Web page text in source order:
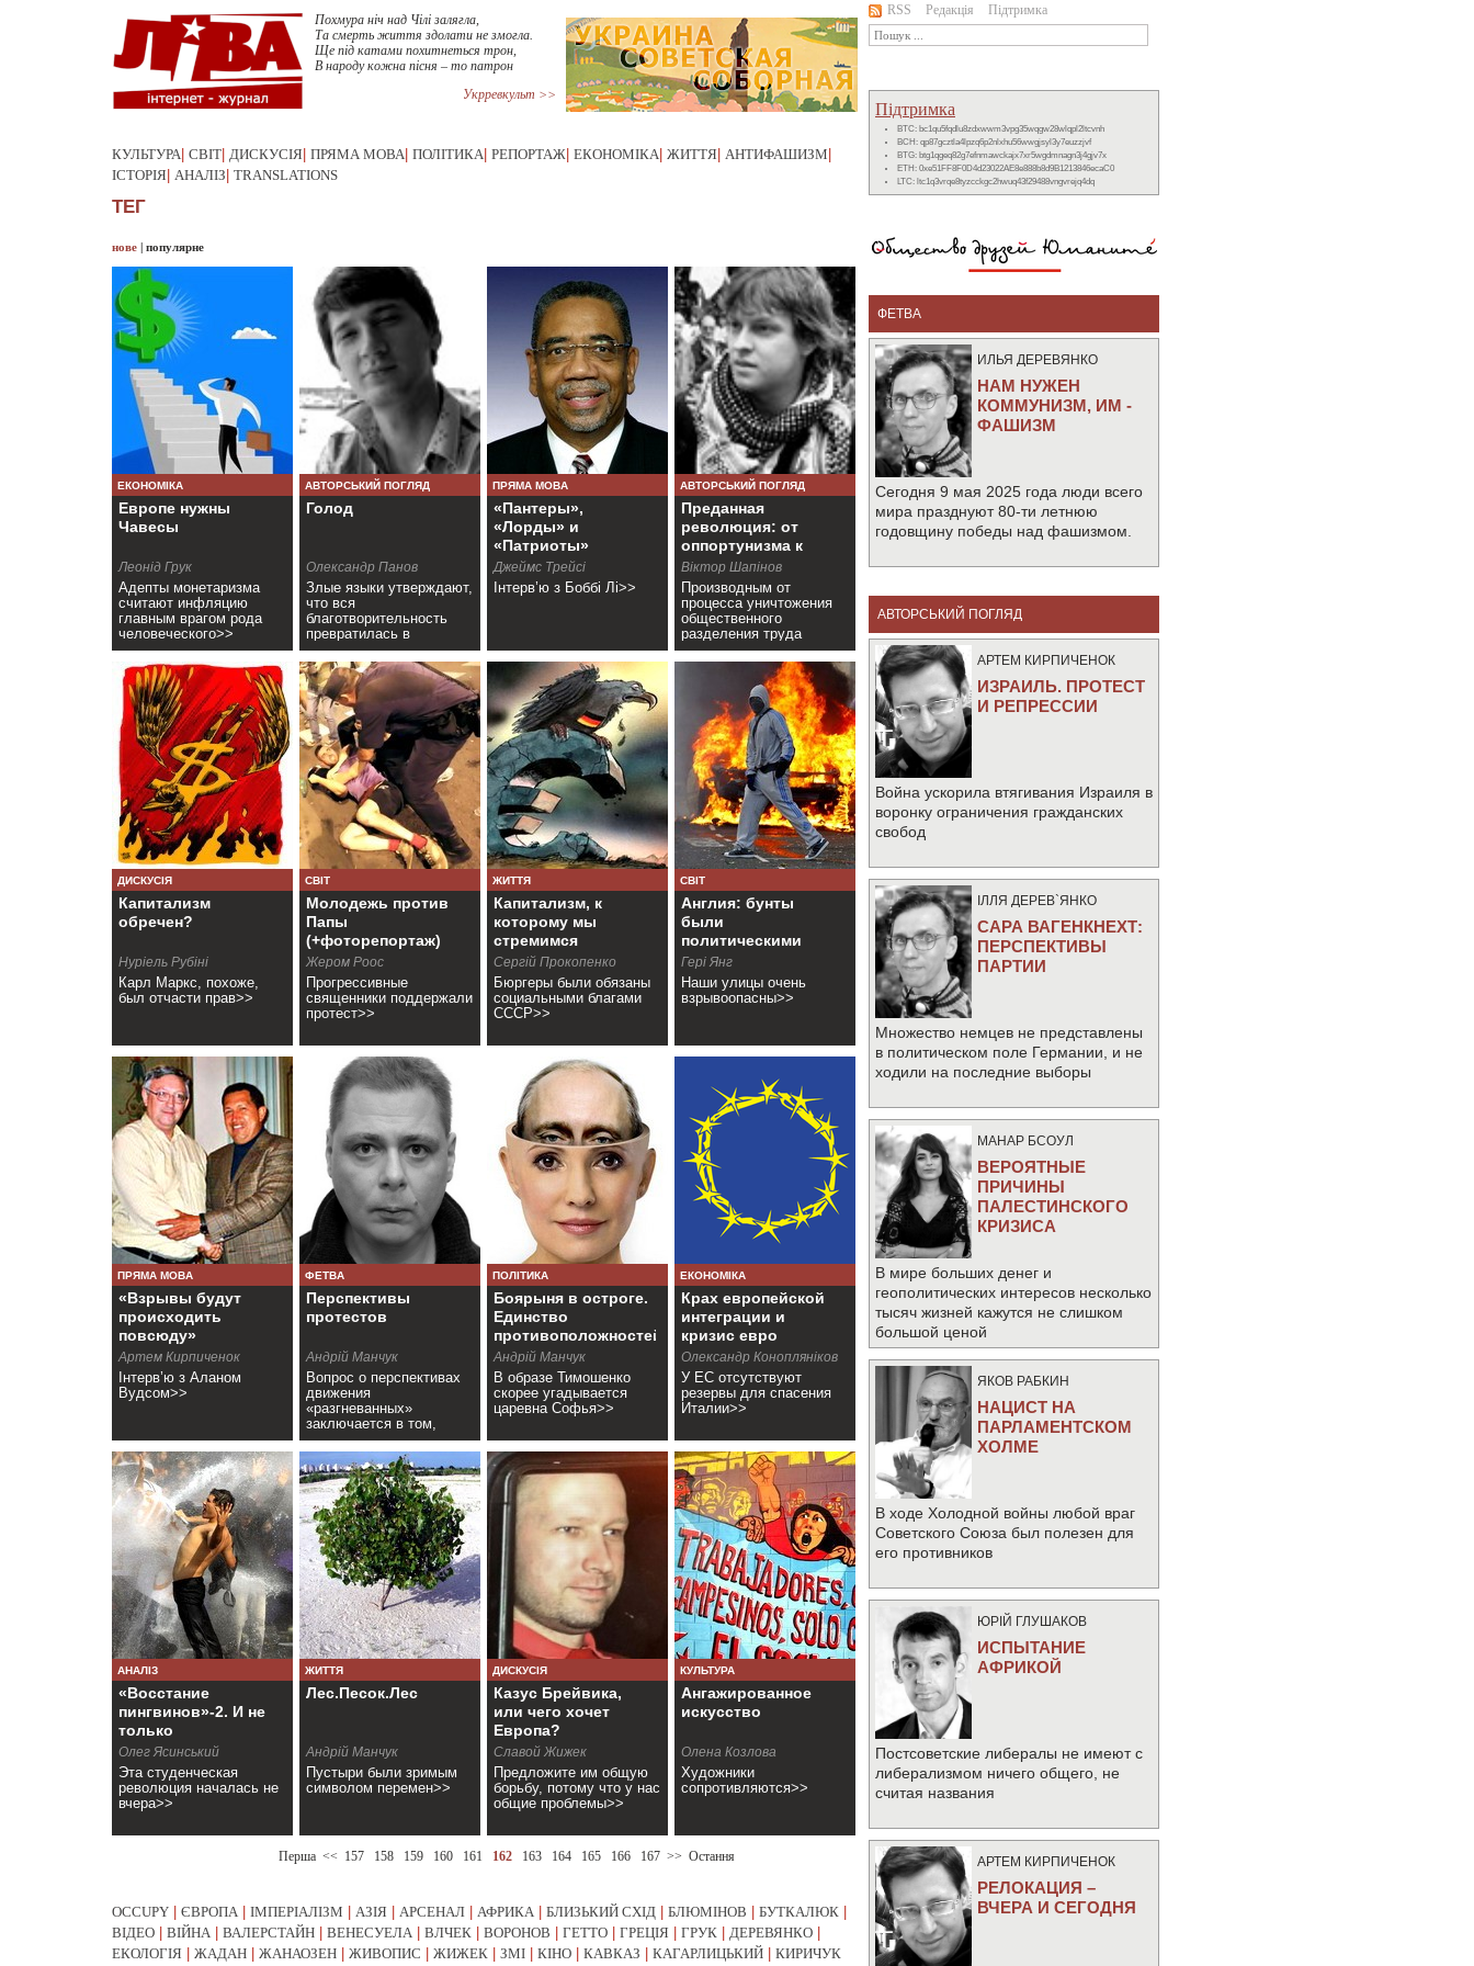
Похмура ніч над Чілі залягла,
Та смерть життя здолати не змогла.
Ще під катами похитнеться трон,
В народу кожна пісня – то патрон
Укрревкульт >>
КУЛЬТУРА СВІТ ДИСКУСІЯ ПРЯМА МОВА ПОЛІТИКА РЕПОРТАЖ ЕКОНОМІКА ЖИТТЯ АНТИФАШИЗМ
ІСТОРІЯ АНАЛІЗ TRANSLATIONS
ТЕГ
нове | популярне
ЕКОНОМІКА
Европе нужны
Чавесы
Леонід Грук
Адепты монетаризма
считают инфляцию
главным врагом рода
человеческого>>
АВТОРСЬКИЙ ПОГЛЯД
Голод
Олександр Панов
Злые языки утверждают,
что вся
благотворительность
превратилась в
бизнес>>
ПРЯМА МОВА
«Пантеры»,
«Лорды» и
«Патриоты»
(+видео)
Джеймс Трейсі
Інтерв’ю з Боббі Лі>>
АВТОРСЬКИЙ ПОГЛЯД
Преданная
революция: от
оппортунизма к
измене
Віктор Шапінов
Производным от
процесса уничтожения
общественного
разделения труда
является и проблема
бюрократии>>
ДИСКУСІЯ
Капитализм
обречен?
Нуріель Рубіні
Карл Маркс, похоже,
был отчасти прав>>
СВІТ
Молодежь против
Папы
(+фоторепортаж)
Жером Роос
Прогрессивные
священники поддержали
протест>>
ЖИТТЯ
Капитализм, к
которому мы
стремимся
Cергій Прокопенко
Бюргеры были обязаны
социальными благами
СССР>>
СВІТ
Англия: бунты
были
политическими
(+фоторепортаж)
Гері Янг
Наши улицы очень
взрывоопасны>>
ПРЯМА МОВА
«Взрывы будут
происходить
повсюду»
Артем Кирпиченок
Інтерв’ю з Аланом
Вудсом>>
ФЕТВА
Перспективы
протестов
Андрій Манчук
Вопрос о перспективах
движения
«разгневанных»
заключается в том,
сможет ли оно бороться
за власть>>
ПОЛІТИКА
Боярыня в остроге.
Единство
противоположностей
Андрій Манчук
В образе Тимошенко
скорее угадывается
царевна Софья>>
ЕКОНОМІКА
Крах европейской
интеграции и
кризис евро
Олександр Конопляніков
У ЕС отсутствуют
резервы для спасения
Италии>>
АНАЛІЗ
«Восстание
пингвинов»-2. И не
только
(+фоторепортаж)
Олег Ясинський
Эта студенческая
революция началась не
вчера>>
ЖИТТЯ
Лес.Песок.Лес
Андрій Манчук
Пустыри были зримым
символом перемен>>
ДИСКУСІЯ
Казус Брейвика,
или чего хочет
Европа?
Славой Жижек
Предложите им общую
борьбу, потому что у нас
общие проблемы>>
КУЛЬТУРА
Ангажированное
искусство
Олена Козлова
Художники
сопротивляются>>
Перша << 157 158 159 160 161 162 163 164 165 166 167 >> Остання
OCCUPY ЄВРОПА ІМПЕРІАЛІЗМ АЗІЯ АРСЕНАЛ АФРИКА БЛИЗЬКИЙ СХІД БЛЮМІНОВ БУТКАЛЮК
ВІДЕО
ВІЙНА ВАЛЕРСТАЙН ВЕНЕСУЕЛА ВЛЧЕК ВОРОНОВ ГЕТТО ГРЕЦІЯ ГРУК ДЕРЕВЯНКО
ЕКОЛОГІЯ
ЖАДАН ЖАНАОЗЕН ЖИВОПИС ЖИЖЕК ЗМІ КІНО КАВКАЗ КАГАРЛИЦЬКИЙ КИРИЧУК
RSS Редакція Підтримка
Підтримка
BTC: bc1qu5fqdlu8zdxwwm3vpg35wqgw28wlqpl2ltcvnh
BCH: qp87gcztla4lpzq6p2nlxhu56wwgjsyl3y7euzzjvf
BTG: btg1qgeq82g7efnmawckajx7xr5wgdmnagn3j4gjv7x
ETH: 0xe51FF8F0D4d23022AE8e888b8d9B1213846ecaC0
LTC: ltc1q3vrqe8tyzcckgc2hwuq43f29488vngvrejq4dq
ФЕТВА
ИЛЬЯ ДЕРЕВЯНКО
НАМ НУЖЕН
КОММУНИЗМ, ИМ -
ФАШИЗМ
Сегодня 9 мая 2025 года люди всего
мира празднуют 80-ти летнюю
годовщину победы над фашизмом.
АВТОРСЬКИЙ ПОГЛЯД
АРТЕМ КИРПИЧЕНОК
ИЗРАИЛЬ. ПРОТЕСТ
И РЕПРЕССИИ
Война ускорила втягивания Израиля в
воронку ограничения гражданских
свобод
IЛЛЯ ДЕРЕВ`ЯНКО
САРА ВАГЕНКНЕХТ:
ПЕРСПЕКТИВЫ
ПАРТИИ
Множество немцев не представлены
в политическом поле Германии, и не
ходили на последние выборы
МАНАР БСОУЛ
ВЕРОЯТНЫЕ
ПРИЧИНЫ
ПАЛЕСТИНСКОГО
КРИЗИСА
В мире больших денег и
геополитических интересов несколько
тысяч жизней кажутся не слишком
большой ценой
ЯКОВ РАБКИН
НАЦИСТ НА
ПАРЛАМЕНТСКОМ
ХОЛМЕ
В ходе Холодной войны любой враг
Советского Союза был полезен для
его противников
ЮРIЙ ГЛУШАКОВ
ИСПЫТАНИЕ
АФРИКОЙ
Постсоветские либералы не имеют с
либерализмом ничего общего, не
считая названия
АРТЕМ КИРПИЧЕНОК
РЕЛОКАЦИЯ –
ВЧЕРА И СЕГОДНЯ